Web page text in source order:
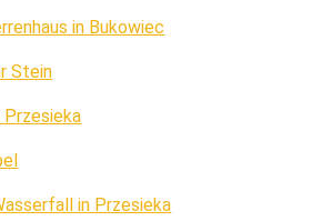
in Bukowiec
Stein
in Przesieka